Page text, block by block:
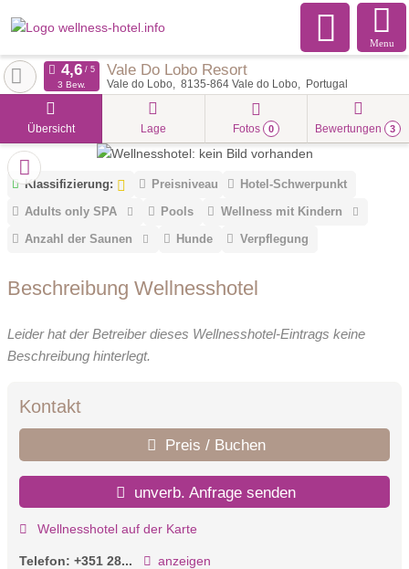
Menu
Vale Do Lobo Resort
Vale do Lobo 8135-864 Vale do Lobo Portugal
3 Bew.
Übersicht Lage Fotos 0 Bewertungen 3
Klassifizierung: Preisniveau
Hotel-Schwerpunkt
Adults only SPA
Pools
Wellness mit Kindern
Anzahl der Saunen
Hunde Verpflegung
Beschreibung Wellnesshotel
Leider hat der Betreiber dieses Wellnesshotel-Eintrags keine
Beschreibung hinterlegt.
Kontakt
Preis / Buchen
unverb. Anfrage senden
Wellnesshotel auf der Karte
Telefon: +351 28... anzeigen